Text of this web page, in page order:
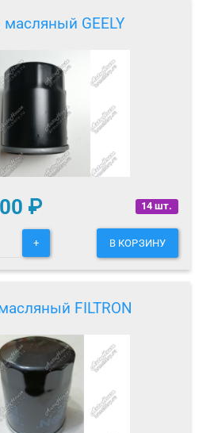
GEELY
14 шт.
₽
+ В КОРЗИНУ
FILTRON